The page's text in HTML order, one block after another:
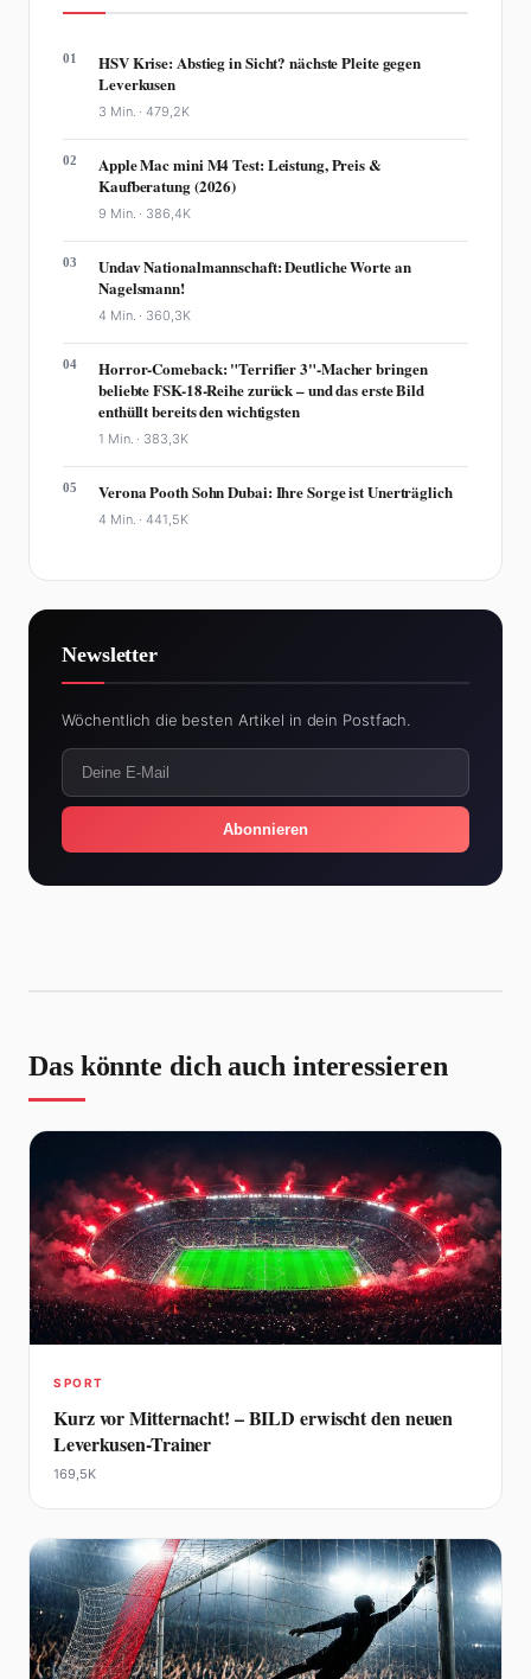
01
HSV Krise: Abstieg in Sicht? nächste Pleite gegen
Leverkusen
3 Min. ·479,2K
02
Apple Mac mini M4 Test: Leistung, Preis &
Kaufberatung (2026)
9 Min. · 386,4K
03
Undav Nationalmannschaft: Deutliche Worte an
Nagelsmann!
4 Min. · 360,3K
04
Horror-Comeback: "Terrifier 3"-Macher bringen
beliebte FSK-18-Reihe zurück – und das erste Bild
enthüllt bereits den wichtigsten
1 Min. · 383,3K
05 Verona Pooth Sohn Dubai: Ihre Sorge ist Unerträglich
4 Min. ·441,5K
Newsletter
Wöchentlich die besten Artikel in dein Postfach.
Abonnieren
Das könnte dich auch interessieren
SPORT
Kurz vor Mitternacht! – BILD erwischt den neuen
Leverkusen-Trainer
169,5K